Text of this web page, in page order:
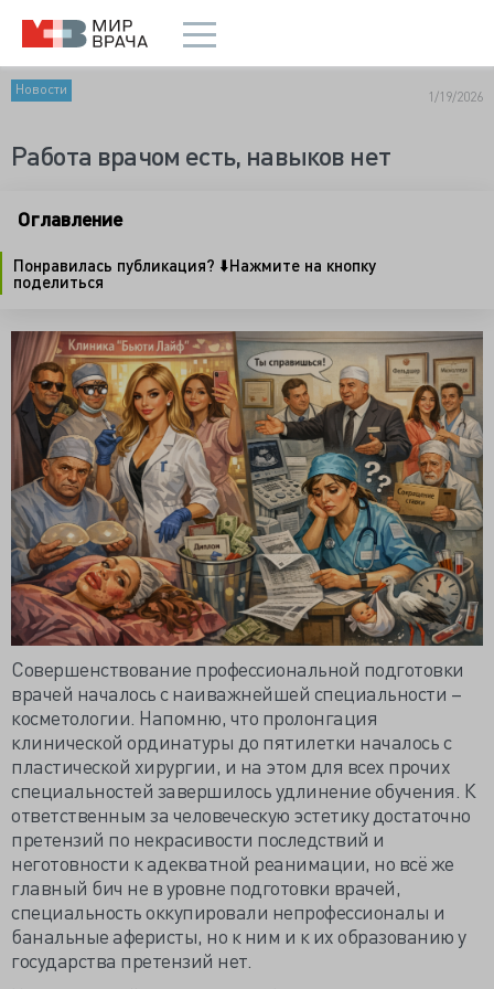
Новости 1/19/2026
Работа врачом есть, навыков нет
Оглавление
Понравилась публикация? ⬇️Нажмите на кнопку
поделиться
Совершенствование профессиональной подготовки
врачей началось с наиважнейшей специальности –
косметологии. Напомню, что пролонгация
клинической ординатуры до пятилетки началось с
пластической хирургии, и на этом для всех прочих
специальностей завершилось удлинение обучения. К
ответственным за человеческую эстетику достаточно
претензий по некрасивости последствий и
неготовности к адекватной реанимации, но всё же
главный бич не в уровне подготовки врачей,
специальность оккупировали непрофессионалы и
банальные аферисты, но к ним и к их образованию у
государства претензий нет.